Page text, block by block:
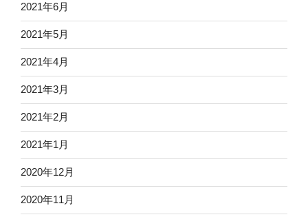
2021年6月
2021年5月
2021年4月
2021年3月
2021年2月
2021年1月
2020年12月
2020年11月